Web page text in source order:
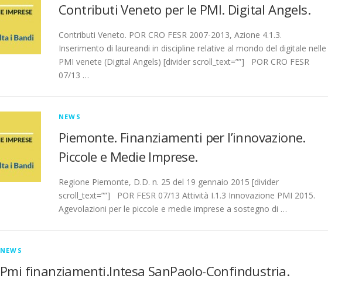
Contributi Veneto per le PMI. Digital Angels.
Contributi Veneto. POR CRO FESR 2007-2013, Azione 4.1.3.
Inserimento di laureandi in discipline relative al mondo del digitale nelle
PMI venete (Digital Angels) [divider scroll_text=””] POR CRO FESR
07/13 …
NEWS
Piemonte. Finanziamenti per l’innovazione.
Piccole e Medie Imprese.
Regione Piemonte, D.D. n. 25 del 19 gennaio 2015 [divider
scroll_text=””] POR FESR 07/13 Attività I.1.3 Innovazione PMI 2015.
Agevolazioni per le piccole e medie imprese a sostegno di …
NEWS
Pmi finanziamenti.Intesa SanPaolo-Confindustria.